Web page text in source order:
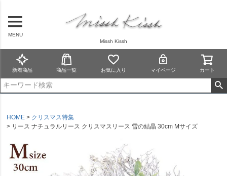
MENU
Missh Kissh
新着商品 商品一覧 お気に入り マイページ カート
HOME
クリスマス特集
リース ナチュラルリース クリスマスリース 雪の結晶 30cm Mサイズ